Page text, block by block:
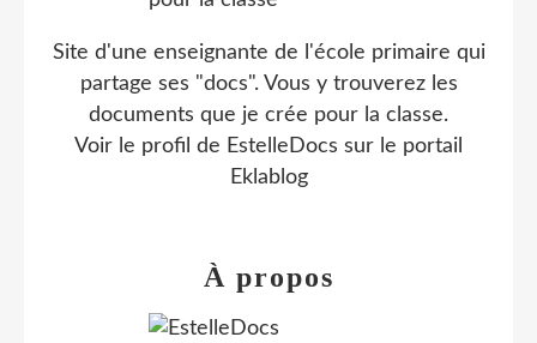
Site d'une enseignante de l'école primaire qui
partage ses "docs". Vous y trouverez les
documents que je crée pour la classe.
Voir le profil de EstelleDocs sur le portail
Eklablog
À propos